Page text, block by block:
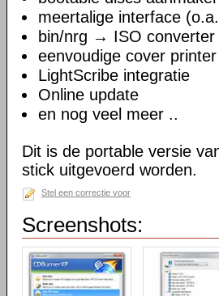
meertalige interface
bin/nrg → ISO converter
eenvoudige cover printer
LightScribe integratie
Online update
en nog veel meer ..
Dit is de portable versie
stick uitgevoerd worden.
Stel een correctie voor
Screenshots: